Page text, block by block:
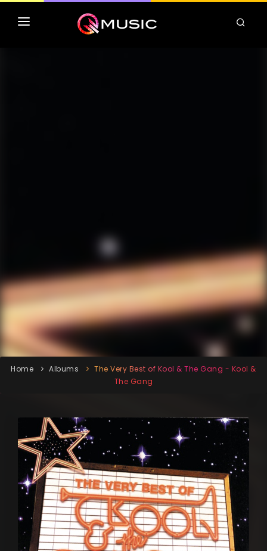
Home Albums
The Very Best of Kool & The Gang - Kool &
The Gang